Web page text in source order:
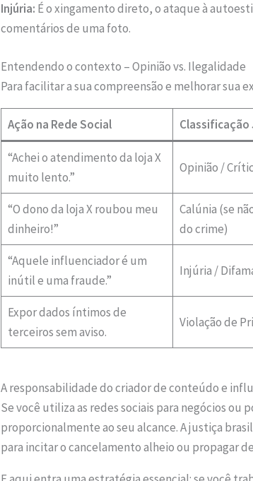
Injúria: É o xingamento direto, o ataque à
comentários de uma foto.
Entendendo o contexto – Opinião vs. Ilegalidade
Para facilitar a sua compreensão e melhorar sua
Ação na Rede Social Classificação
“Achei o atendimento da loja X
muito lento.”
Opinião /
“O dono da loja X roubou meu
dinheiro!”
Calúnia (se
do crime)
“Aquele influenciador é um
inútil e uma fraude.”
Injúria /
Expor dados íntimos de
terceiros sem aviso.
Violação de
A responsabilidade do criador de conteúdo e
Se você utiliza as redes sociais para negócios
proporcionalmente ao seu alcance. A justiça
para incitar o cancelamento alheio ou propagar